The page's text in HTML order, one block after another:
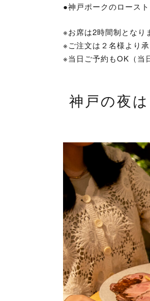
●神戸ポークのロース
※お席は2時間制となり
※ご注文は２名様より
※当日ご予約もOK（当
神戸の夜